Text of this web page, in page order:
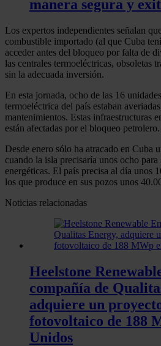
manera segura y
Los expertos independientes señalan
combustible importado (al que Cuba
acceder antes del bloqueo por falta de
las centrales termoeléctricas, obsoletas
sin la adecuada inversión.
En esta jornada, ocho de las 16
termoeléctrica del país estaban
mantenimientos. Estas infraestructuras
están afectadas por el bloqueo petrolero.
Desde enero sólo ha atracado en Cuba
cuando la isla precisaría unos ocho para
energéticas. El país precisa al día unos
los que produce en sus pozos unos
Noticias relacionadas
Heelstone
compañía de
adquiere un
fotovoltaico de 188
Unidos